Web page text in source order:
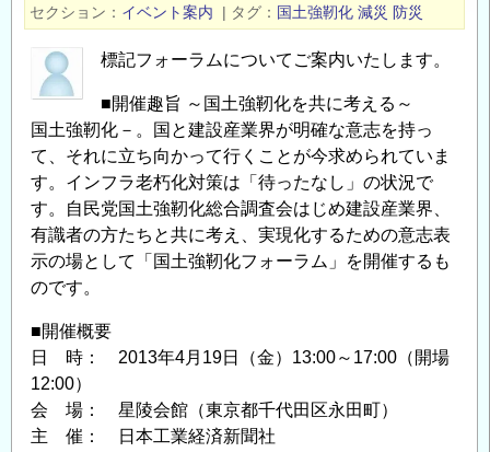
セクション
イベント案内 | タグ 国土強靭化 減災 防災
標記フォーラムについてご案内いたします。
■開催趣旨 ～国土強靭化を共に考える～
国土強靭化－。国と建設産業界が明確な意志を持っ
て、それに立ち向かって行くことが今求められていま
す。インフラ老朽化対策は「待ったなし」の状況で
す。自民党国土強靭化総合調査会はじめ建設産業界、
有識者の方たちと共に考え、実現化するための意志表
示の場として「国土強靭化フォーラム」を開催するも
のです。
■開催概要
日 時： 2013年4月19日（金）13:00～17:00（開場
12:00）
会 場： 星陵会館（東京都千代田区永田町）
主 催： 日本工業経済新聞社